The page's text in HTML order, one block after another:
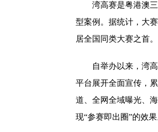
湾高赛是粤港澳
型案例。据统计，大
居全国同类大赛之首。
自举办以来，湾
平台展开全面宣传，
道、全网全域曝光、
现“参赛即出圈”的效果